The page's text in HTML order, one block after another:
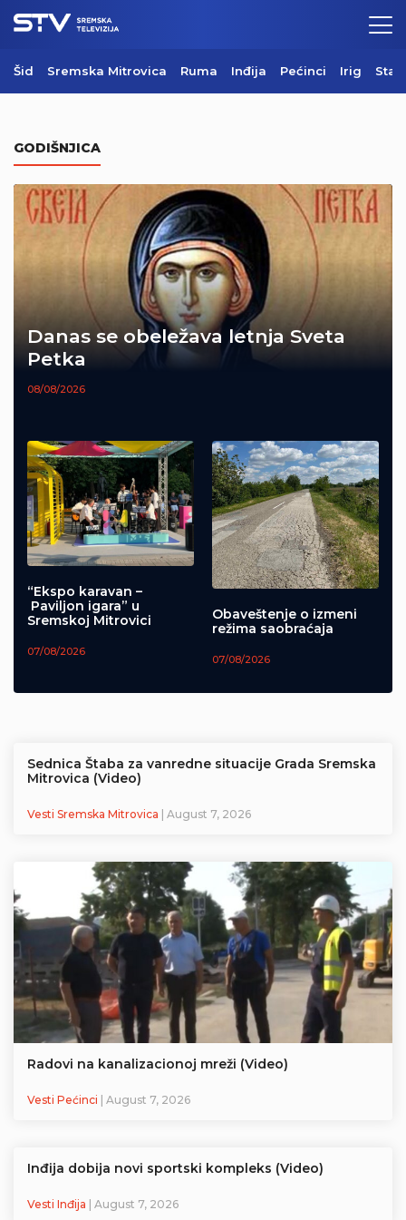
Šid Sremska Mitrovica Ruma Inđija Pećinci Irig
GODIŠNJICA
Danas se obeležava letnja Sveta
Petka
08/08/2026
“Ekspo karavan –
Paviljon igara” u
Sremskoj Mitrovici
07/08/2026
Obaveštenje o izmeni
režima saobraćaja
07/08/2026
Sednica Štaba za vanredne situacije Grada Sremska
Mitrovica (Video)
Vesti Sremska Mitrovica | August 7, 2026
Radovi na kanalizacionoj mreži (Video)
Vesti Pećinci | August 7, 2026
Inđija dobija novi sportski kompleks (Video)
Vesti Inđija | August 7, 2026